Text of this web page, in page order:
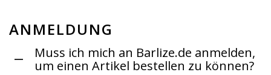
ANMELDUNG
Muss ich mich an Barlize.de anmelden,
um einen Artikel bestellen zu können?